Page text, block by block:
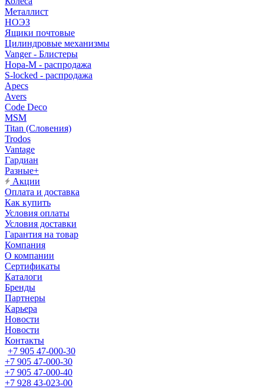
Металлист
НОЭЗ
Ящики почтовые
Цилиндровые механизмы
Vanger - Блистеры
Нора-М - распродажа
S-locked - распродажа
Apecs
Avers
Code Deco
MSM
Titan (Словения)
Trodos
Vantage
Гардиан
Разные+
Акции
Оплата и доставка
Как купить
Условия оплаты
Условия доставки
Гарантия на товар
Компания
О компании
Сертификаты
Каталоги
Бренды
Партнеры
Карьера
Новости
Новости
Контакты
+7 905 47-000-30
+7 905 47-000-30
+7 905 47-000-40
+7 928 43-023-00